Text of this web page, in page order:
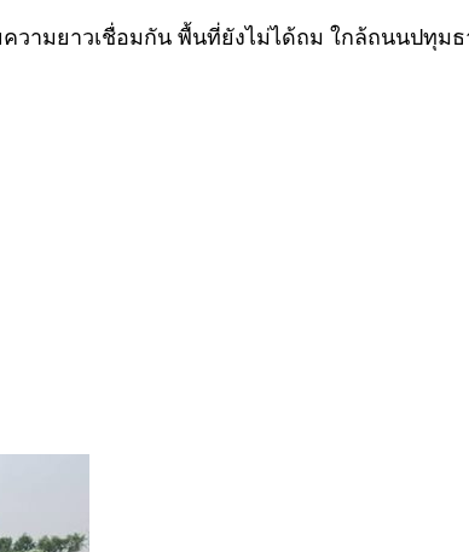
ามยาวเชื่อมกัน พื้นที่ยังไม่ได้ถม ใกล้ถนนปทุม